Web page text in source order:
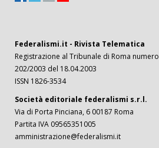
Federalismi.it - Rivista Telematica
Registrazione al Tribunale di Roma numero
202/2003 del 18.04.2003
ISSN 1826-3534
Società editoriale federalismi s.r.l.
Via di Porta Pinciana, 6 00187 Roma
Partita IVA 09565351005
amministrazione@federalismi.it